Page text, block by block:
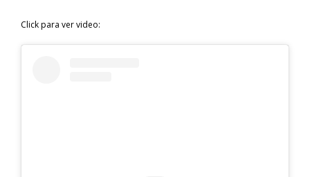
Click para ver video: